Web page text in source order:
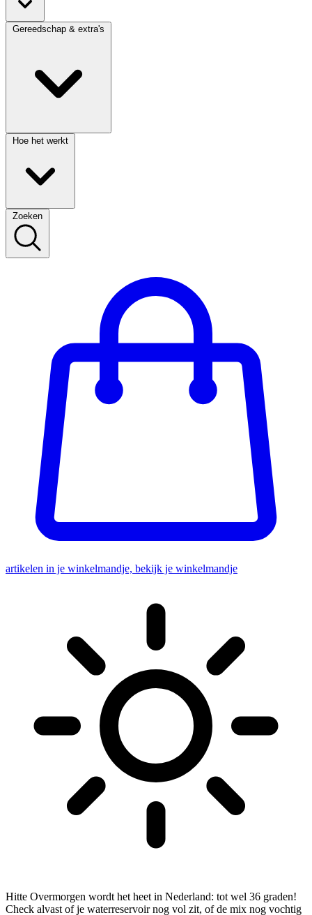
Gereedschap & extra's
Hoe het werkt
Zoeken
artikelen in je winkelmandje, bekijk je winkelmandje
Hitte Overmorgen wordt het heet in Nederland: tot wel 36 graden!
Check alvast of je waterreservoir nog vol zit, of de mix nog vochtig